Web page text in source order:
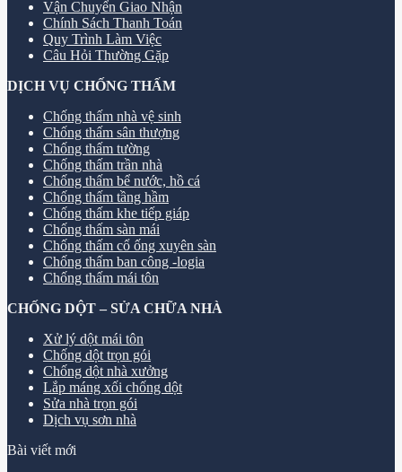
Vận Chuyển Giao Nhận
Chính Sách Thanh Toán
Quy Trình Làm Việc
Câu Hỏi Thường Gặp
DỊCH VỤ CHỐNG THẤM
Chống thấm nhà vệ sinh
Chống thấm sân thượng
Chống thấm tường
Chống thấm trần nhà
Chống thấm bể nước, hồ cá
Chống thấm tầng hầm
Chống thấm khe tiếp giáp
Chống thấm sàn mái
Chống thấm cổ ống xuyên sàn
Chống thấm ban công -logia
Chống thấm mái tôn
CHỐNG DỘT – SỬA CHỮA NHÀ
Xử lý dột mái tôn
Chống dột trọn gói
Chống dột nhà xưởng
Lắp máng xối chống dột
Sửa nhà trọn gói
Dịch vụ sơn nhà
Bài viết mới